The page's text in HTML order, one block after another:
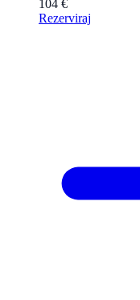
104 €
Rezerviraj